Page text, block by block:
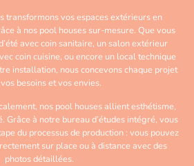
transformons vos espaces extérieurs en
à nos pool houses sur-mesure. Que vous
avec coin sanitaire, un salon extérieur
coin cuisine, ou encore un local technique
installation, nous concevons chaque projet
besoins et vos envies.
nos pool houses allient esthétisme,
Grâce à notre bureau d’études intégré, vous
du processus de production : vous pouvez
sur place ou à distance avec des
photos détaillées.